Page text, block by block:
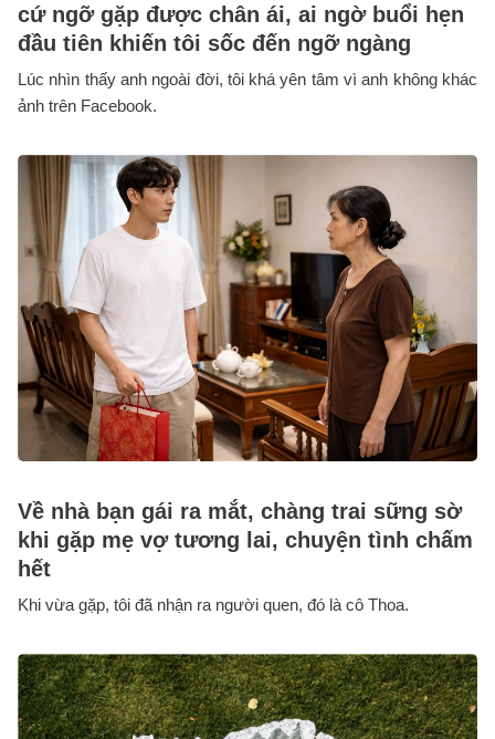
cứ ngỡ gặp được chân ái, ai ngờ buổi hẹn
đầu tiên khiến tôi sốc đến ngỡ ngàng
Lúc nhìn thấy anh ngoài đời, tôi khá yên tâm vì anh không khác
ảnh trên Facebook.
Về nhà bạn gái ra mắt, chàng trai sững sờ
khi gặp mẹ vợ tương lai, chuyện tình chấm
hết
Khi vừa gặp, tôi đã nhận ra người quen, đó là cô Thoa.